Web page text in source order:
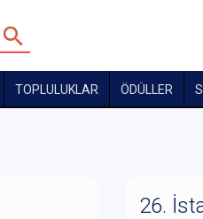
TOPLULUKLAR ÖDÜLLER
26.